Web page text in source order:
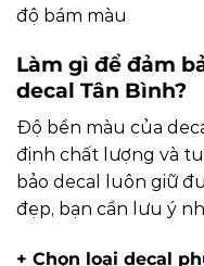
độ bám màu
Làm gì để đảm
decal Tân Bình?
Độ bền màu của
định chất lượng và
bảo decal luôn giữ
đẹp, bạn cần lưu ý
+ Chọn loại decal